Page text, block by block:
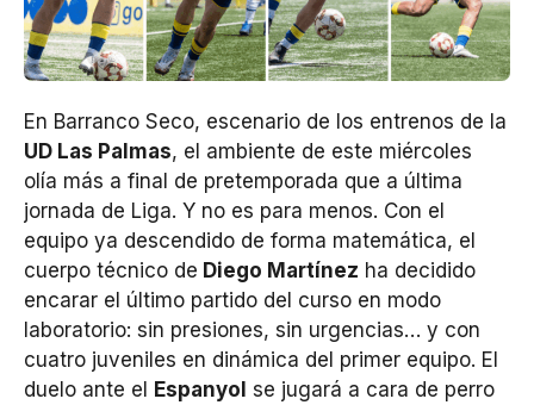
En Barranco Seco, escenario de los entrenos de la
UD Las Palmas, el ambiente de este miércoles
olía más a final de pretemporada que a última
jornada de Liga. Y no es para menos. Con el
equipo ya descendido de forma matemática, el
cuerpo técnico de Diego Martínez ha decidido
encarar el último partido del curso en modo
laboratorio: sin presiones, sin urgencias… y con
cuatro juveniles en dinámica del primer equipo. El
duelo ante el Espanyol se jugará a cara de perro